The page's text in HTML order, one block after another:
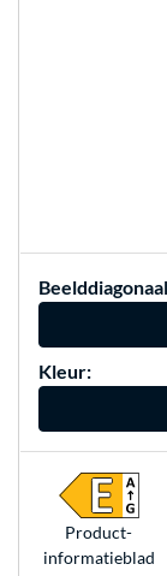
Kleur:
Product­
informatieblad